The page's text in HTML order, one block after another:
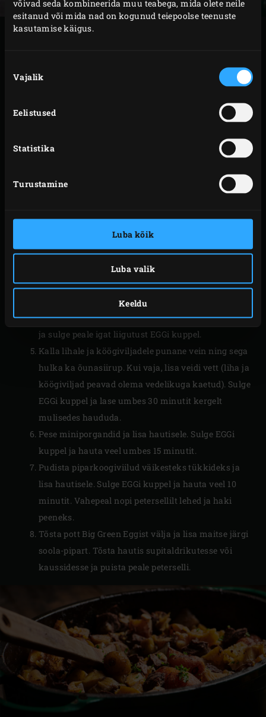
võivad seda kombineerida muu teabega, mida olete neile
esitanud või mida nad on kogunud teiepoolse teenuste
kasutamise käigus.
valik
Vajalik
Eelistused
Statistika
Turustamine
Luba kõik
Luba valik
Keeldu
VALMISTAMINE
Tõsta lihatükid grillrestile ja grilli umbes 2 minutit.
Pööra tükke restil veerandiku võrra ja grilli veel 2
minutit. Keera lihatükid ümber ja grilli ka teiselt
küljelt 2 x 2 minutit.
jahtuda. Asenda malmist küpsetusrest
restilesoojenema ja reguleeri EGGi temperatuur 180
Vahepeal koori nuikapsas, juurseller ja naeris ning
samuti sibul ja küüslauk. Lõika köögiviljad
parajateks tükkideks. Pese kartulid ja lõika
tükkideks. Viiluta porrulauk. Lõika jahtunud
hirveliha umbes 2 cm kuubikuteks.
Nirista päevalilleõli haudepotti. Lisa köögiviljad ja
liha ning küpseta umbes 10 minutit. Sega aeg-ajalt
ja sulge peale igat liigutust EGGi kuppel.
Kalla lihale ja köögiviljadele punane vein ning sega
hulka ka õunasiirup. Kui vaja, lisa veidi vett (liha ja
köögiviljad peavad olema vedelikuga kaetud). Sulge
EGGi kuppel ja lase umbes 30 minutit kergelt
mulisedes haududa.
Pese miniporgandid ja lisa hautisele. Sulge EGGi
kuppel ja hauta veel umbes 15 minutit.
Pudista piparkoogiviilud väikesteks tükkideks ja
lisa hautisele. Sulge EGGi kuppel ja hauta veel 10
minutit. Vahepeal nopi petersellilt lehed ja haki
peeneks.
Tõsta pott Big Green Eggist välja ja lisa maitse järgi
soola-pipart. Tõsta hautis supitaldrikutesse või
kaussidesse ja puista peale peterselli.